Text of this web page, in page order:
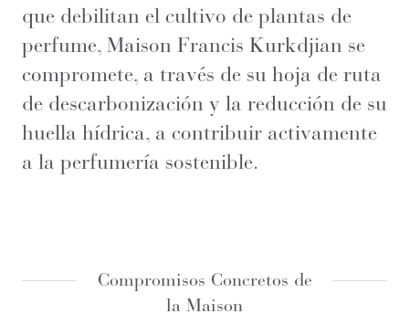
que debilitan el cultivo de plantas de
perfume, Maison Francis Kurkdjian se
compromete, a través de su hoja de ruta
de descarbonización y la reducción de su
huella hídrica, a contribuir activamente
a la perfumería sostenible.
Compromisos Concretos de
la Maison